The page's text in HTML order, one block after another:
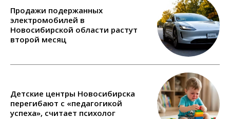
Продажи подержанных
электромобилей в
Новосибирской области растут
второй месяц
Детские центры Новосибирска
перегибают с «педагогикой
успеха», считает психолог